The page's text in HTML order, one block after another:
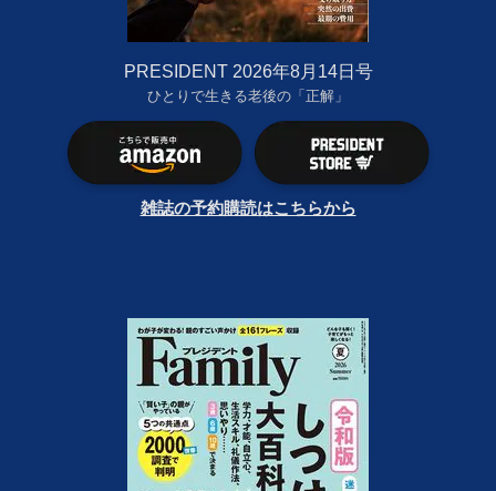
PRESIDENT 2026年8月14日号
ひとりで生きる老後の「正解」
雑誌の予約購読はこちらから